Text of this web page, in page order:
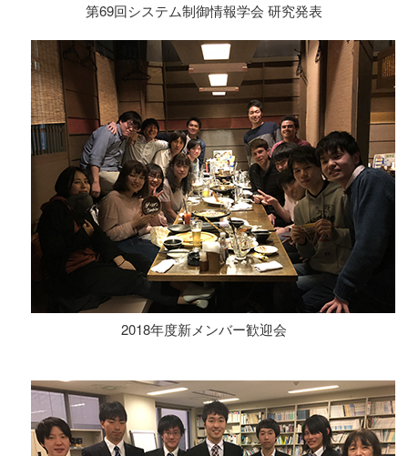
第69回システム制御情報学会 研究発表
2018年度新メンバー歓迎会